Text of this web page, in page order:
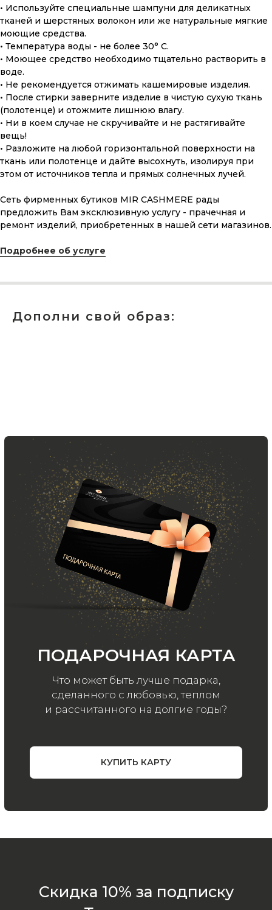
• Используйте специальные шампуни для деликатных
тканей и шерстяных волокон или же натуральные мягкие
моющие средства.
• Температура воды - не более 30° С.
• Моющее средство необходимо тщательно растворить в
воде.
• Не рекомендуется отжимать кашемировые изделия.
• После стирки заверните изделие в чистую сухую ткань
(полотенце) и отожмите лишнюю влагу.
• Ни в коем случае не скручивайте и не растягивайте
вещь!
• Разложите на любой горизонтальной поверхности на
ткань или полотенце и дайте высохнуть, изолируя при
этом от источников тепла и прямых солнечных лучей.
Сеть фирменных бутиков MIR CASHMERE рады
предложить Вам эксклюзивную услугу - прачечная и
ремонт изделий, приобретенных в нашей сети магазинов.
Подробнее об услуге
Дополни свой образ:
Что может быть лучше подарка,
сделанного с любовью, теплом
и рассчитанного на долгие годы?
КУПИТЬ КАРТУ
Скидка 10% за подписку
Ваш e-mail
Подписаться
Все права защищены.
конфиденциальности